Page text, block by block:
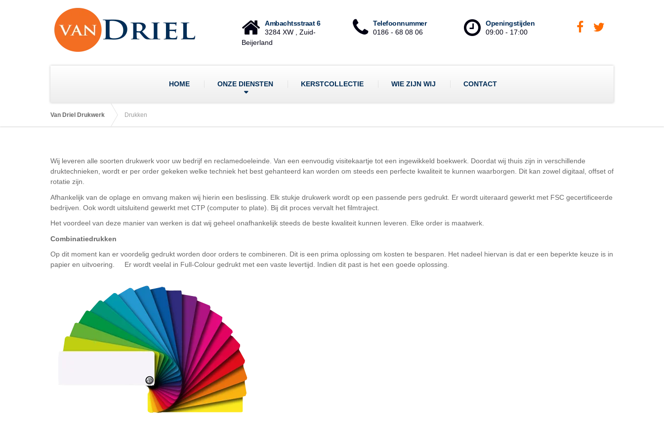
Ambachtsstraat 6
3284 XW , Zuid-
Beijerland
Telefoonnummer
0186 - 68 08 06
Openingstijden
09:00 - 17:00
HOME ONZE DIENSTEN KERSTCOLLECTIE WIE ZIJN WIJ CONTACT
Van Driel Drukwerk Drukken
Wij leveren alle soorten drukwerk voor uw bedrijf en reclamedoeleinde. Van een eenvoudig visitekaartje tot een ingewikkeld boekwerk. Doordat wij thuis zijn in verschillende
druktechnieken, wordt er per order gekeken welke techniek het best gehanteerd kan worden om steeds een perfecte kwaliteit te kunnen waarborgen. Dit kan zowel digitaal, offset of
rotatie zijn.
Afhankelijk van de oplage en omvang maken wij hierin een beslissing. Elk stukje drukwerk wordt op een passende pers gedrukt. Er wordt uiteraard gewerkt met FSC gecertificeerde
bedrijven. Ook wordt uitsluitend gewerkt met CTP (computer to plate). Bij dit proces vervalt het filmtraject.
Het voordeel van deze manier van werken is dat wij geheel onafhankelijk steeds de beste kwaliteit kunnen leveren. Elke order is maatwerk.
Combinatiedrukken
Op dit moment kan er voordelig gedrukt worden door orders te combineren. Dit is een prima oplossing om kosten te besparen. Het nadeel hiervan is dat er een beperkte keuze is in
papier en uitvoering. Er wordt veelal in Full-Colour gedrukt met een vaste levertijd. Indien dit past is het een goede oplossing.